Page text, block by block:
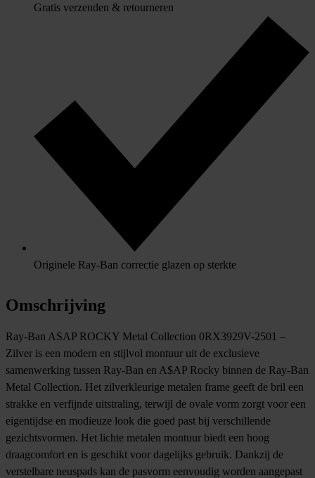
Gratis verzenden & retourneren
Originele Ray-Ban correctie glazen op sterkte
Omschrijving
Ray-Ban ASAP ROCKY Metal Collection 0RX3929V-2501 –
Zilver is een modern en stijlvol montuur uit de exclusieve
samenwerking tussen Ray-Ban en A$AP Rocky binnen de Ray-Ban
Metal Collection. Het zilverkleurige metalen frame geeft de bril een
strakke en verfijnde uitstraling, terwijl de ovale vorm zorgt voor een
eigentijdse en modieuze look die goed past bij verschillende
gezichtsvormen. Het lichte metalen montuur biedt een hoog
draagcomfort en is geschikt voor dagelijks gebruik. Dankzij de
verstelbare neuspads kan de pasvorm eenvoudig worden aangepast